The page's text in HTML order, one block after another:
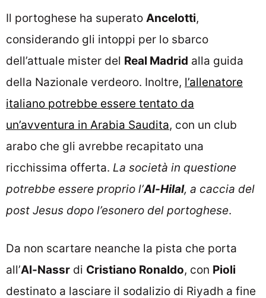
Il portoghese ha superato Ancelotti,
considerando gli intoppi per lo sbarco
dell’attuale mister del Real Madrid alla guida
della Nazionale verdeoro. Inoltre, l’allenatore
italiano potrebbe essere tentato da
un’avventura in Arabia Saudita, con un club
arabo che gli avrebbe recapitato una
ricchissima offerta. La società in questione
potrebbe essere proprio l’Al-Hilal, a caccia del
post Jesus dopo l’esonero del portoghese.
Da non scartare neanche la pista che porta
all’Al-Nassr di Cristiano Ronaldo, con Pioli
destinato a lasciare il sodalizio di Riyadh a fine